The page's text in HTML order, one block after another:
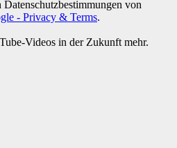
von
- Privacy & Terms.
Videos in der Zukunft mehr.